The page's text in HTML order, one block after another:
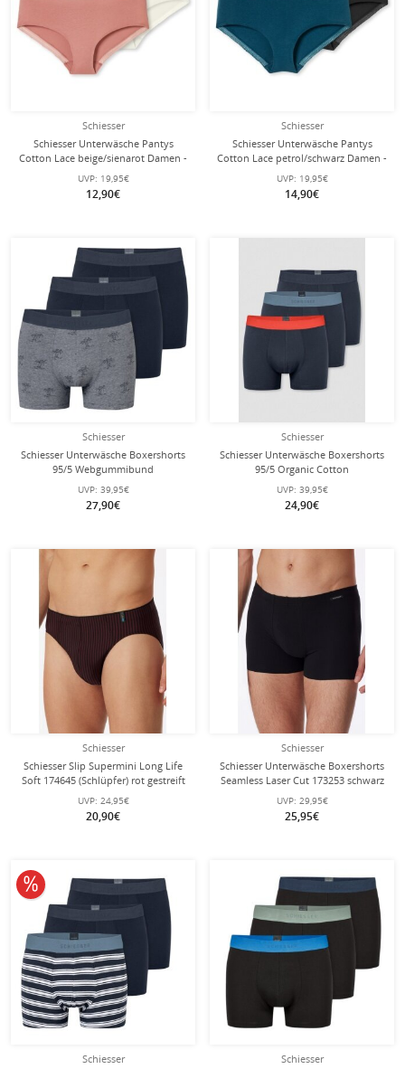
Schiesser
Schiesser Unterwäsche Pantys
Cotton Lace beige/sienarot Damen -
2 Stück
UVP: 19,95€
12,90€
Schiesser
Schiesser Unterwäsche Pantys
Cotton Lace petrol/schwarz Damen -
2 Stück
UVP: 19,95€
14,90€
Schiesser
Schiesser Unterwäsche Boxershorts
95/5 Webgummibund
dunkelblau/grau Herren - 3 Stück
UVP: 39,95€
27,90€
Schiesser
Schiesser Unterwäsche Boxershorts
95/5 Organic Cotton
Webgummibund mehrfarbig 920
schwarz Herren - 3 Stück
UVP: 39,95€
24,90€
Schiesser
Schiesser Slip Supermini Long Life
Soft 174645 (Schlüpfer) rot gestreift
Herren - 1 Stück
UVP: 24,95€
20,90€
Schiesser
Schiesser Unterwäsche Boxershorts
Seamless Laser Cut 173253 schwarz
Herren - 1 Stück
UVP: 29,95€
25,95€
Schiesser
10% reduziert
Schiesser